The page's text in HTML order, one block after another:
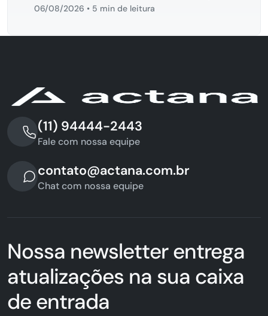
06/08/2026 • 5 min de leitura
(11) 94444-2443
Fale com nossa equipe
contato@actana.com.br
Chat com nossa equipe
Nossa newsletter entrega
atualizações na sua caixa
de entrada